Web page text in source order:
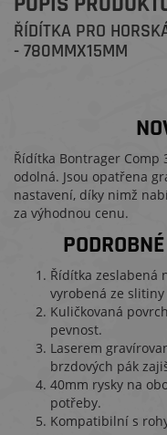
ŘÍDÍTKA PRO
- 780MMX15MM
Řídítka Bontrager Comp
odolná. Jsou opatřena
nastavení, díky nimž
za výhodnou cenu.
Řídítka zeslabená
vyrobená ze slitiny
Kuličkovaná
pevnost.
Laserem
brzdových pák
40mm rysky na
potřeby.
Kompatibilní s